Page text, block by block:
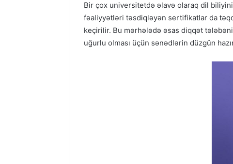
Bir çox universitetdə əlavə olaraq dil
fəaliyyətləri təsdiqləyən sertifikatlar da
keçirilir. Bu mərhələdə əsas diqqət
uğurlu olması üçün sənədlərin düzgün